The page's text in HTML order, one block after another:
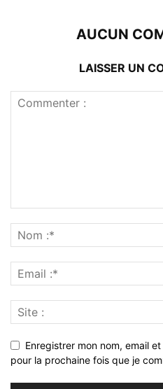
AUCUN
LAISSER UN
Enregistrer mon nom, email
pour la prochaine fois que je